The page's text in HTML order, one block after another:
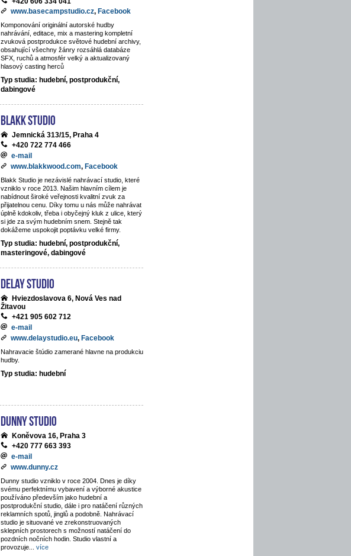
www.basecampstudio.cz, Facebook
Komponování originální autorské hudby
nahrávání, editace, mix a mastering kompletní
zvuková postprodukce světové hudební archivy,
obsahující všechny žánry rozsáhlá databáze
SFX, ruchů a atmosfér velký a aktualizovaný
hlasový casting herců
Typ studia: hudební, postprodukční,
dabingové
Blakk Studio
Jemnická 313/15, Praha 4
+420 722 774 466
e-mail
www.blakkwood.com, Facebook
Blakk Studio je nezávislé nahrávací studio, které
vzniklo v roce 2013. Našim hlavním cílem je
nabídnout široké veřejnosti kvalitní zvuk za
přijatelnou cenu. Díky tomu u nás může nahrávat
úplně kdokoliv, třeba i obyčejný kluk z ulice, který
si jde za svým hudebním snem. Stejně tak
dokážeme uspokojit poptávku velké firmy.
Typ studia: hudební, postprodukční,
masteringové, dabingové
DeLay studio
Hviezdoslavova 6, Nová Ves nad
Žitavou
+421 905 602 712
e-mail
www.delaystudio.eu, Facebook
Nahravacie štúdio zamerané hlavne na produkciu
hudby.
Typ studia: hudební
Dunny studio
Koněvova 16, Praha 3
+420 777 663 393
e-mail
www.dunny.cz
Dunny studio vzniklo v roce 2004. Dnes je díky
svému perfektnímu vybavení a výborné akustice
používáno především jako hudební a
postprodukční studio, dále i pro natáčení různých
reklamních spotů, jinglů a podobně. Nahrávací
studio je situované ve zrekonstruovaných
sklepních prostorech s možností natáčení do
pozdních nočních hodin. Studio vlastní a
provozuje
více